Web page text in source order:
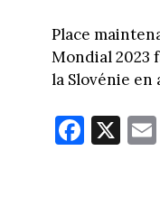
Place
Mondial 2023
la Slovénie en
Fa
ce
X